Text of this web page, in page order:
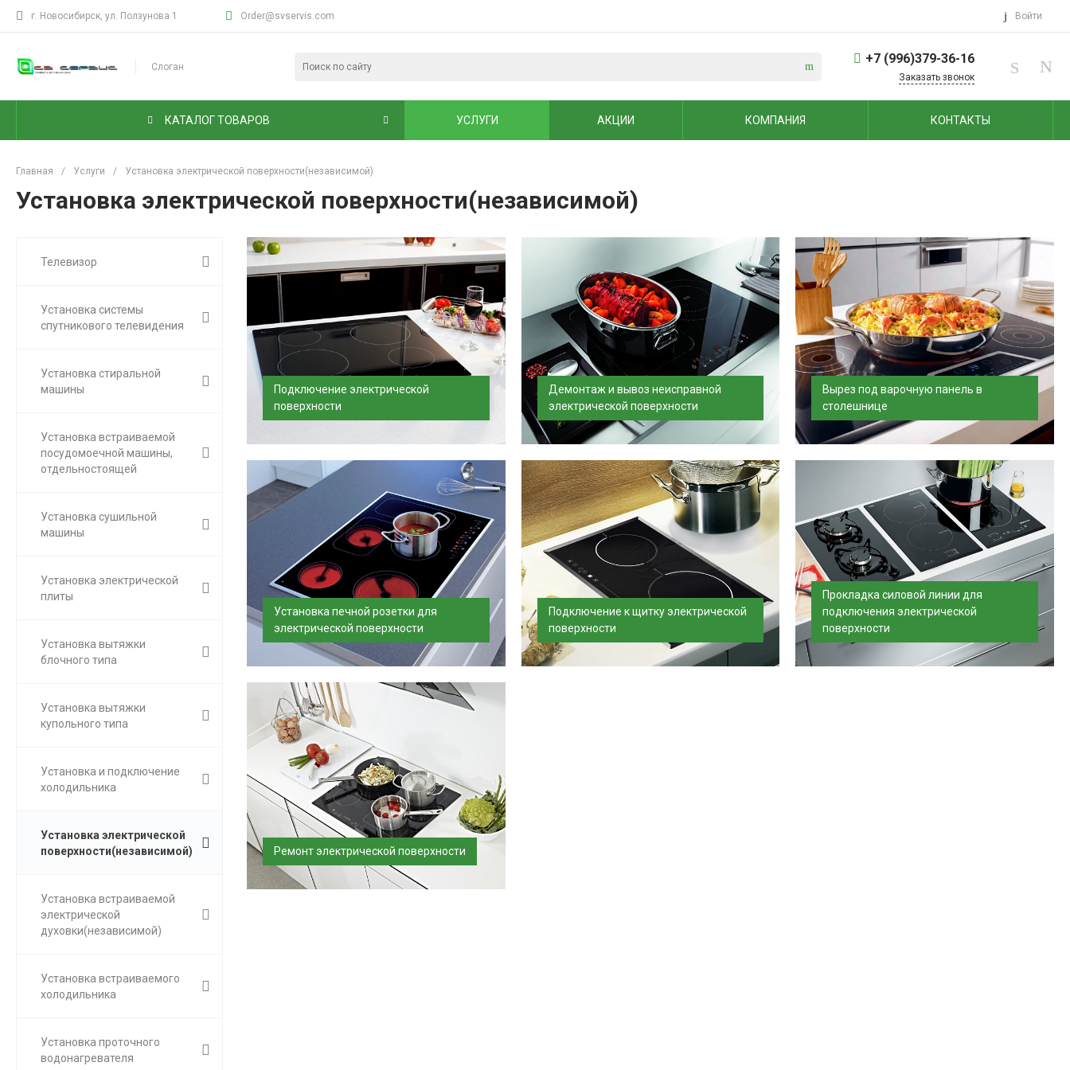
г. Новосибирск, ул. Ползунова 1 Order@svservis.com Войти
Слоган
+7 (996)379-36-16
Заказать звонок
КАТАЛОГ ТОВАРОВ УСЛУГИ АКЦИИ КОМПАНИЯ КОНТАКТЫ
Главная / Услуги / Установка электрической поверхности(независимой)
Установка электрической поверхности(независимой)
Телевизор
Установка системы
спутникового телевидения
Установка стиральной
машины
Установка встраиваемой
посудомоечной машины,
отдельностоящей
Установка сушильной
машины
Установка электрической
плиты
Установка вытяжки
блочного типа
Установка вытяжки
купольного типа
Установка и подключение
холодильника
Установка электрической
поверхности(независимой)
Установка встраиваемой
электрической
духовки(независимой)
Установка встраиваемого
холодильника
Установка проточного
водонагревателя
Подключение электрической
поверхности
Демонтаж и вывоз неисправной
электрической поверхности
Вы всегда сможете заказать вывоз
время.
Вырез под варочную панель в
столешнице
Быстро и качественно произведем вырез
панель...
Установка печной розетки для
электрической поверхности
Установка розетки для варочной
подключен...
Подключение к щитку электрической
поверхности
Подключим варочную поверхность в день
Прокладка силовой линии для
подключения электрической
поверхности
Подключим варочную поверхность,
Ремонт электрической поверхности
Произведем ремонт варочной